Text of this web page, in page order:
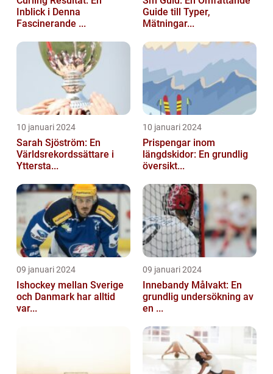
Inblick i Denna
Fascinerande ...
Guide till Typer,
Mätningar...
10 januari 2024
Sarah Sjöström: En
Världsrekordssättare i
Yttersta...
10 januari 2024
Prispengar inom
längdskidor: En grundlig
översikt...
09 januari 2024
Ishockey mellan Sverige
och Danmark har alltid
var...
09 januari 2024
Innebandy Målvakt: En
grundlig undersökning av
en ...